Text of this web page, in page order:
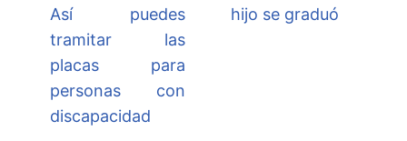
Así puedes
tramitar las
placas para
personas con
discapacidad
hijo se graduó